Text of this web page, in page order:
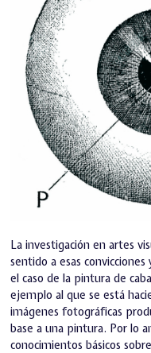
La investigación en artes
sentido a esas
el caso de la pintura de
ejemplo al que se está
imágenes fotográficas
base a una pintura. Por lo
conocimientos básicos